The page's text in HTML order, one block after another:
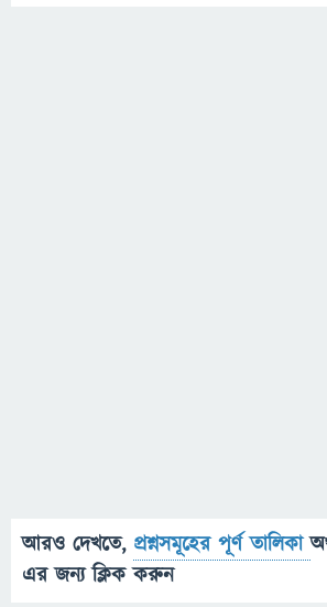
আরও দেখতে, প্রশ্নসমূহের পূর্ণ তালিকা
এর জন্য ক্লিক করুন